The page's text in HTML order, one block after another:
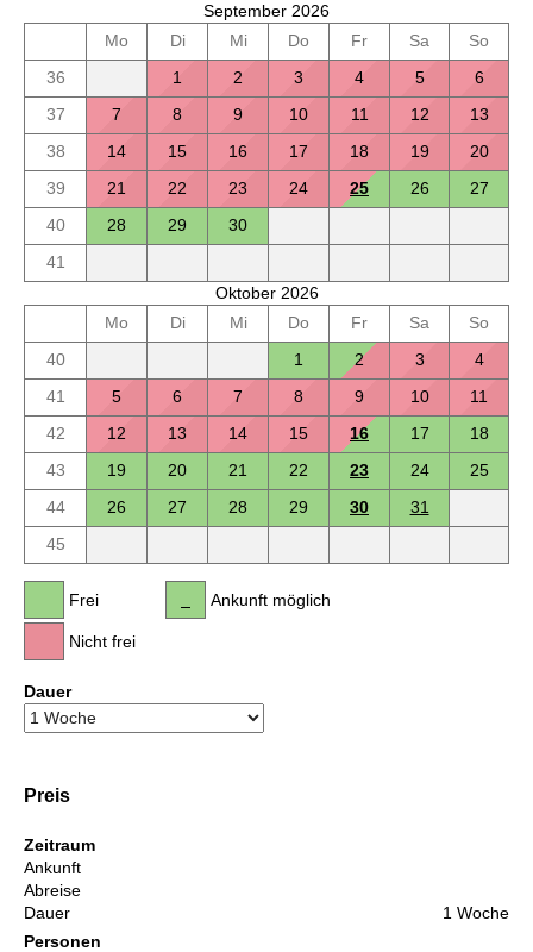
September 2026
Mo
Di Mi Do Fr Sa
So
36
1 2 3 4 5
6
37
7 8 9 10 11 12
13
38
14 15 16 17 18 19
20
39
21 22 23 24 25 26
27
40
28 29
30
41
Oktober 2026
Mo
Di Mi Do Fr Sa
So
40
1 2 3
4
41
5 6 7 8 9 10
11
42
12 13 14 15 16 17
18
43
19 20 21 22 23 24
25
44
26 27 28 29 30
31
45
Frei
Nicht frei
Ankunft möglich
Dauer
Preis
Zeitraum
Ankunft
Abreise
Dauer
1 Woche
Personen